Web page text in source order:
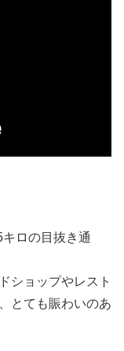
ロの目抜き通
ショップやレスト
とても賑わいのあ